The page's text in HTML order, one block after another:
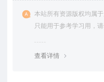
本站所有资源版权均属
只能用于参考学习用，
查看详情